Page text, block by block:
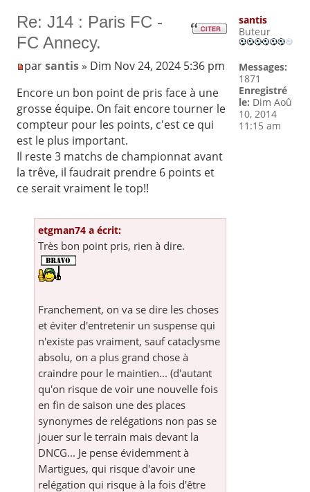
Re: J14 : Paris FC -
FC Annecy.
parsantis» Dim Nov 24, 2024 5:36 pm
Encore un bon point de pris face à une
grosse équipe. On fait encore tourner le
compteur pour les points, c'est ce qui
est le plus important.
Il reste 3 matchs de championnat avant
la trêve, il faudrait prendre 6 points et
ce serait vraiment le top!!
etgman74 a écrit:
Très bon point pris, rien à dire.
Franchement, on va se dire les choses
et éviter d'entretenir un suspense qui
n'existe pas vraiment, sauf cataclysme
absolu, on a plus grand chose à
craindre pour le maintien... (d'autant
qu'on risque de voir une nouvelle fois
en fin de saison une des places
synonymes de relégations non pas se
jouer sur le terrain mais devant la
DNCG... Je pense évidemment à
Martigues, qui risque d'avoir une
relégation qui risque à la fois d'être
santis
Buteur
Messages:
1871
Enregistré
le: Dim Aoû
10, 2014
11:15 am